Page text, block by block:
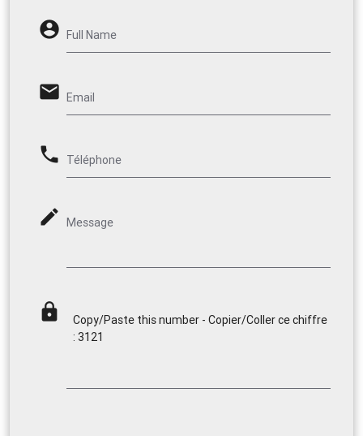
account_circle Full Name
email Email
phone Téléphone
mode_edit Message
lock
Copy/Paste this number - Copier/Coller ce chiffre
: 3121